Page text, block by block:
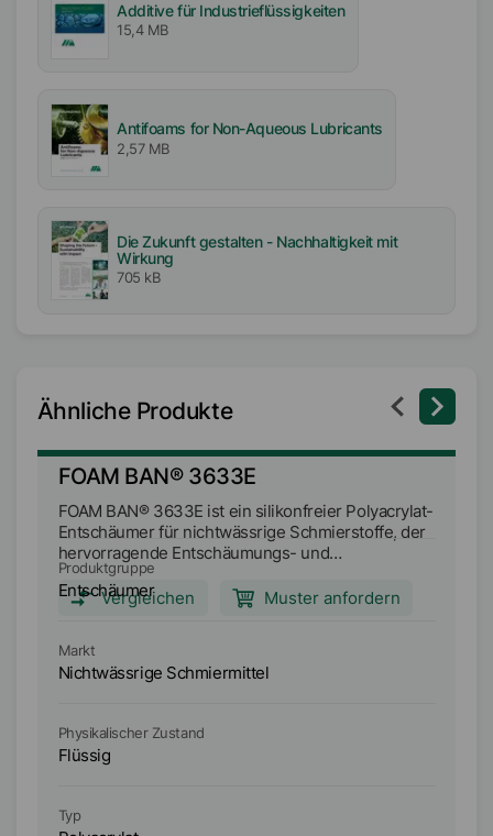
Additive für Industrieflüssigkeiten
15,4 MB
Antifoams for Non-Aqueous Lubricants
2,57 MB
Die Zukunft gestalten - Nachhaltigkeit mit
Wirkung
705 kB
Ähnliche Produkte
FOAM BAN® 3633E
FOAM BAN® 3633E ist ein silikonfreier Polyacrylat-
Entschäumer für nichtwässrige Schmierstoffe, der
hervorragende Entschäumungs- und
Luftabgabeeigenschaften aufweist.
Hauptanwendungsbereiche:
Vergleichen Muster anfordern
Produktgruppe
Entschäumer
Markt
Nichtwässrige Schmiermittel
Physikalischer Zustand
Flüssig
Typ